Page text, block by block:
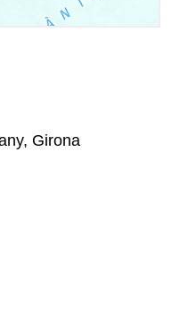
Girona